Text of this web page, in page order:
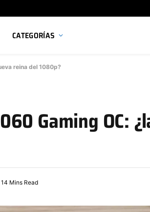
CATEGORÍAS
reina del 1080p?
Gaming OC:
14 Mins Read